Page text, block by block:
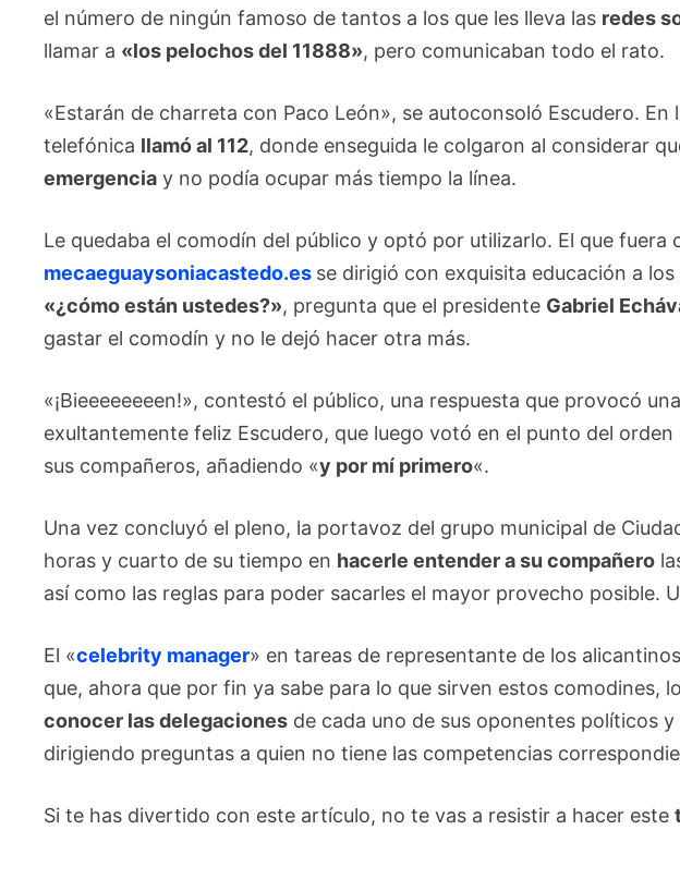
el número de ningún famoso de tantos a los que les lleva las redes
llamar a «los pelochos del 11888», pero comunicaban todo el rato.
«Estarán de charreta con Paco León», se autoconsoló Escudero.
telefónica llamó al 112, donde enseguida le colgaron al considerar
emergencia y no podía ocupar más tiempo la línea.
Le quedaba el comodín del público y optó por utilizarlo. El que fuera
mecaeguaysoniacastedo.es se dirigió con exquisita educación a
«¿cómo están ustedes?», pregunta que el presidente Gabriel
gastar el comodín y no le dejó hacer otra más.
«¡Bieeeeeeeen!», contestó el público, una respuesta que provocó
exultantemente feliz Escudero, que luego votó en el punto del
sus compañeros, añadiendo «y por mí primero«.
Una vez concluyó el pleno, la portavoz del grupo municipal de
horas y cuarto de su tiempo en hacerle entender a su compañero
así como las reglas para poder sacarles el mayor provecho posible.
El «celebrity manager» en tareas de representante de los
que, ahora que por fin ya sabe para lo que sirven estos comodines,
conocer las delegaciones de cada uno de sus oponentes políticos y
dirigiendo preguntas a quien no tiene las competencias
Si te has divertido con este artículo, no te vas a resistir a hacer este